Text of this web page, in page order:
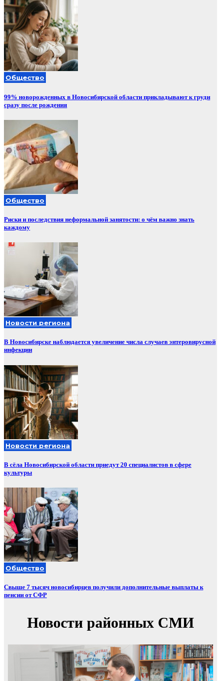
Общество
99% новорожденных в Новосибирской области прикладывают к груди
сразу после рождения
Общество
Риски и последствия неформальной занятости: о чём важно знать
каждому
Новости региона
В Новосибирске наблюдается увеличение числа случаев энтеровирусной
инфекции
Новости региона
В сёла Новосибирской области приедут 20 специалистов в сфере
культуры
Общество
Свыше 7 тысяч новосибирцев получили дополнительные выплаты к
пенсии от СФР